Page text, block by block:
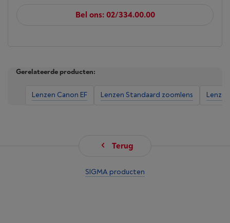
Bel ons: 02/334.00.00
Gerelateerde producten:
Lenzen Canon EF Lenzen Standaard zoomlens
Terug
SIGMA producten